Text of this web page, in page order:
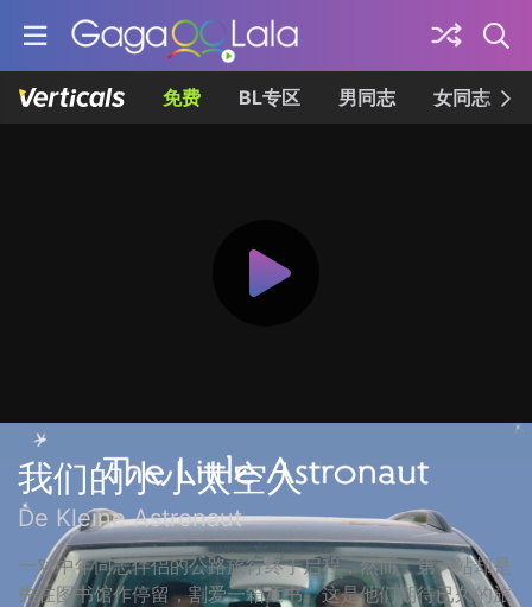
免费 BL专区 男同志 女同志
我们的小小太空人
De Kleine Astronaut
一对中年同志伴侣的公路旅行终于启程，然而，第一站却是
先在图书馆作停留，割爱一箱童书。这是他们期待已久的旅